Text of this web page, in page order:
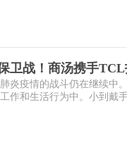
卫战！商汤携手
炎疫情的战斗仍在继续中
作和生活行为中。小到戴